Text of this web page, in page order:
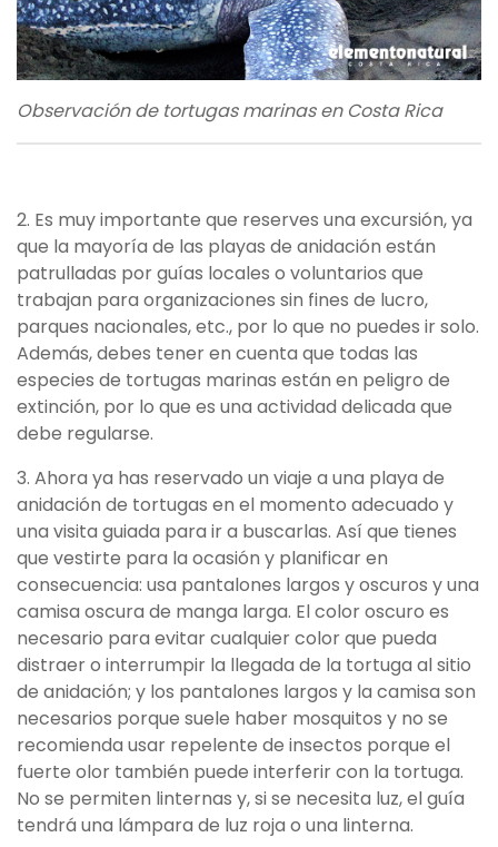
Observación de tortugas marinas en Costa Rica
2. Es muy importante que reserves una excursión, ya
que la mayoría de las playas de anidación están
patrulladas por guías locales o voluntarios que
trabajan para organizaciones sin fines de lucro,
parques nacionales, etc., por lo que no puedes ir solo.
Además, debes tener en cuenta que todas las
especies de tortugas marinas están en peligro de
extinción, por lo que es una actividad delicada que
debe regularse.
3. Ahora ya has reservado un viaje a una playa de
anidación de tortugas en el momento adecuado y
una visita guiada para ir a buscarlas. Así que tienes
que vestirte para la ocasión y planificar en
consecuencia: usa pantalones largos y oscuros y una
camisa oscura de manga larga. El color oscuro es
necesario para evitar cualquier color que pueda
distraer o interrumpir la llegada de la tortuga al sitio
de anidación; y los pantalones largos y la camisa son
necesarios porque suele haber mosquitos y no se
recomienda usar repelente de insectos porque el
fuerte olor también puede interferir con la tortuga.
No se permiten linternas y, si se necesita luz, el guía
tendrá una lámpara de luz roja o una linterna.